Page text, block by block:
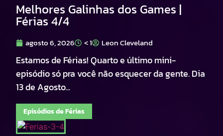
Melhores Galinhas dos Games |
Férias 4/4
agosto 6, 2026 < 1 Leon Cleveland
Estamos de Férias! Quarto e último mini-
episódio só pra você não esquecer da gente. Dia
13 de Agosto...
Episódios de Férias